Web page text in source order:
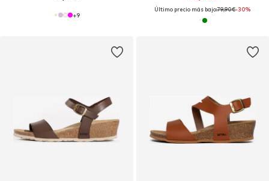
+9
Último precio más bajo:79,90€-30%